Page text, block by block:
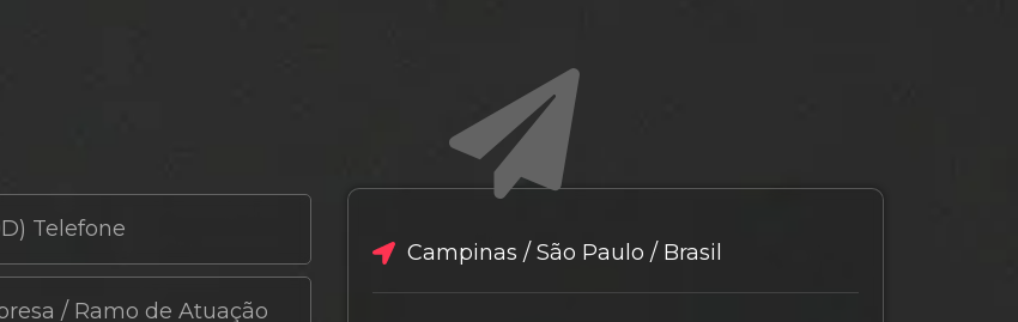
Campinas / São Paulo / Brasil